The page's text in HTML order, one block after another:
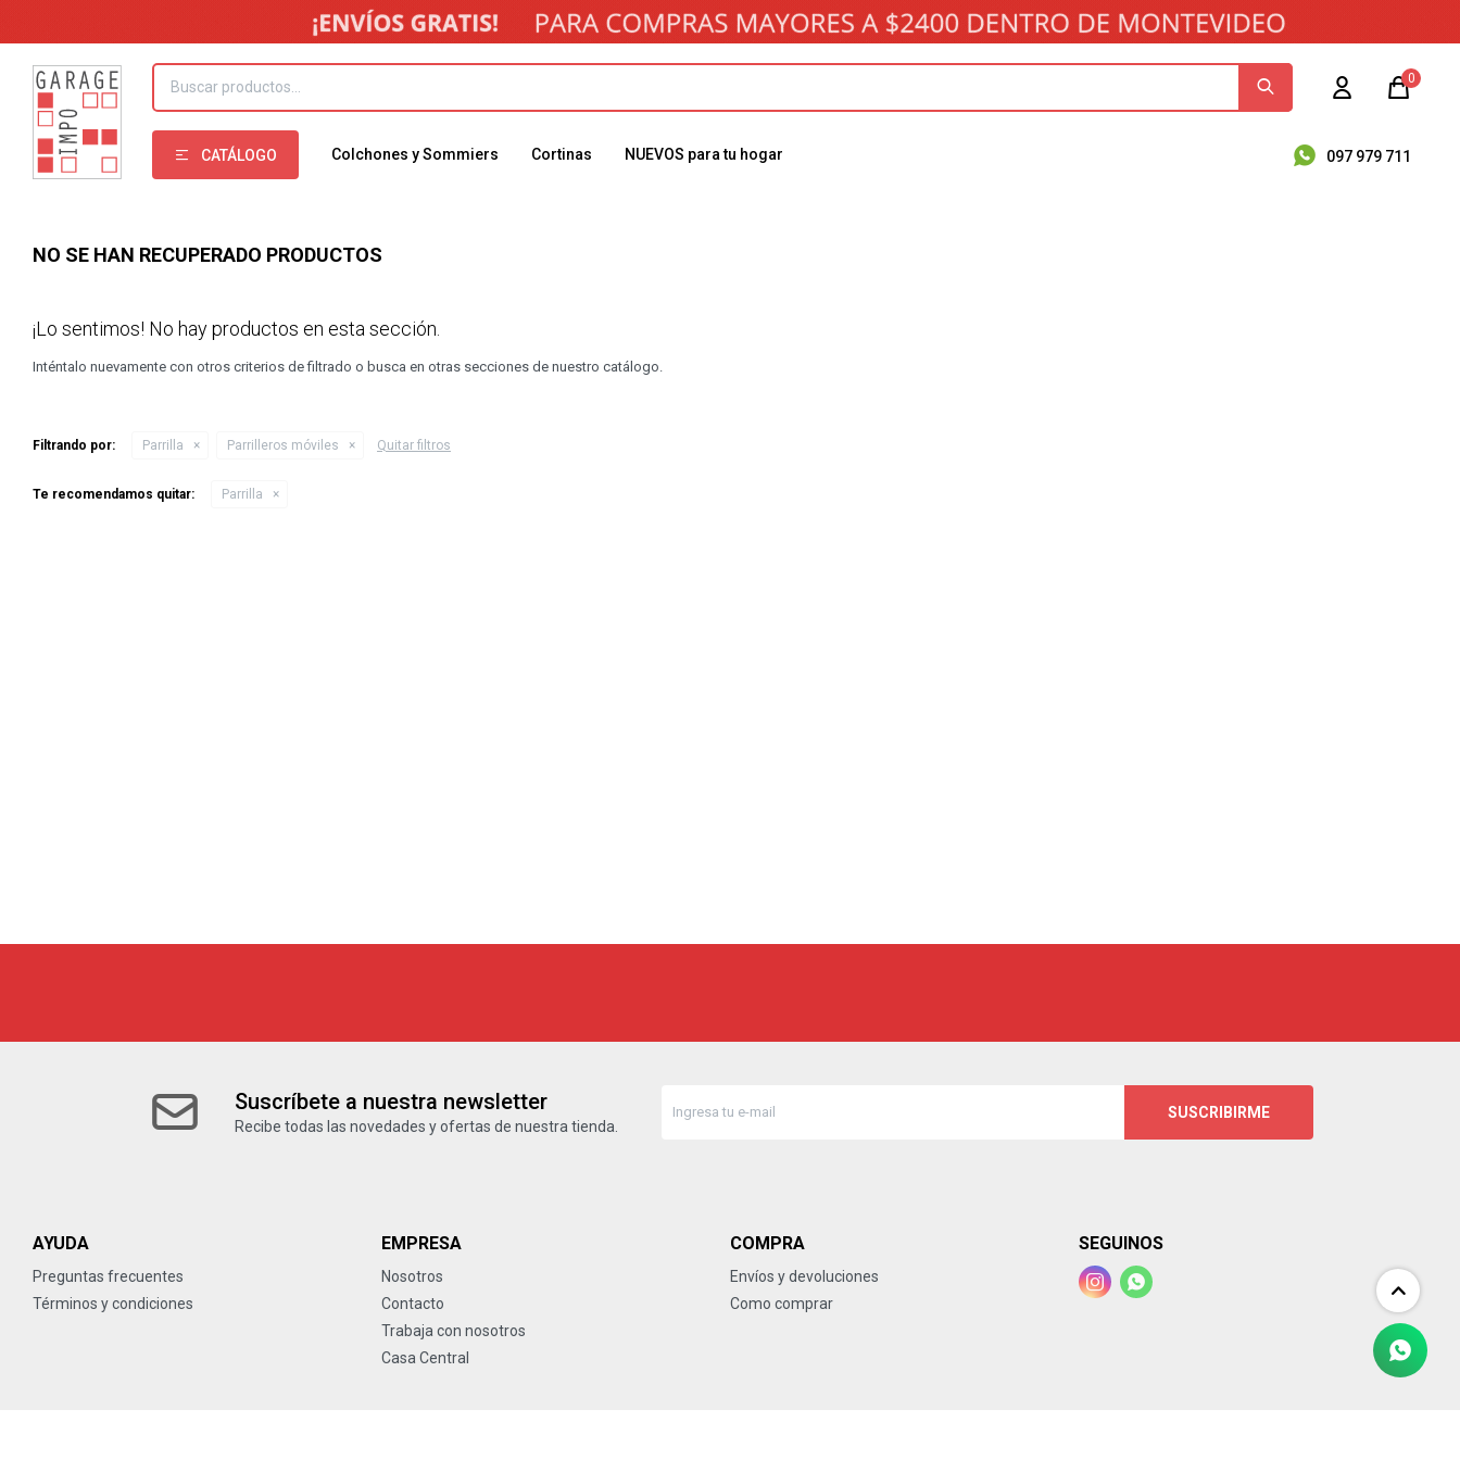
CATÁLOGO Colchones y Sommiers Cortinas NUEVOS para tu hogar 097 979 711
0
NO SE HAN RECUPERADO PRODUCTOS
¡Lo sentimos! No hay productos en esta sección.
Inténtalo nuevamente con otros criterios de filtrado o busca en otras secciones de nuestro catálogo.
Filtrando por: Parrilla Parrilleros móviles Quitar filtros
Te recomendamos quitar: Parrilla
Suscríbete a nuestra newsletter
Recibe todas las novedades y ofertas de nuestra tienda.
SUSCRIBIRME
AYUDA
Preguntas frecuentes
Términos y condiciones
EMPRESA
Nosotros
Contacto
Trabaja con nosotros
Casa Central
COMPRA
Envíos y devoluciones
Como comprar
SEGUINOS
 